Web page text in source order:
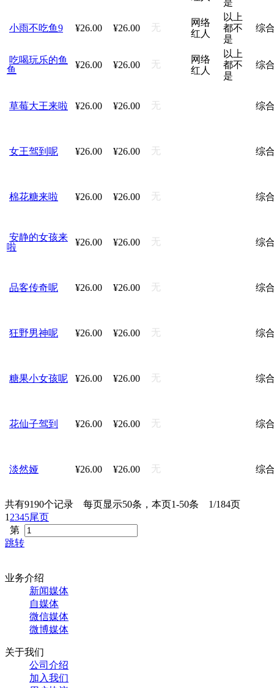
是
小雨不吃鱼9 ¥26.00 ¥26.00 无
网络
红人
以上
都不
是
综
吃喝玩乐的鱼
鱼
¥26.00 ¥26.00 无
网络
红人
以上
都不
是
综
草莓大王来啦 ¥26.00 ¥26.00 无 综
女王驾到呢 ¥26.00 ¥26.00 无 综
棉花糖来啦 ¥26.00 ¥26.00 无 综
安静的女孩来
啦
¥26.00 ¥26.00 无 综
品客传奇呢 ¥26.00 ¥26.00 无 综
狂野男神呢 ¥26.00 ¥26.00 无 综
糖果小女孩呢 ¥26.00 ¥26.00 无 综
花仙子驾到 ¥26.00 ¥26.00 无 综
淡然娅 ¥26.00 ¥26.00 无 综
共有9190个记录 每页显示50条，本页1-50条 1/184页
1 2345尾页
第
跳转
业务介绍
新闻媒体
自媒体
微信媒体
微博媒体
关于我们
公司介绍
加入我们